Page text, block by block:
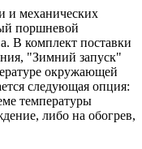
и механических
поршневой
В комплект поставки
"Зимний запуск"
окружающей
следующая опция:
температуры
либо на обогрев,